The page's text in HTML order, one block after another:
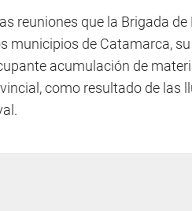
reuniones que la Brigada
municipios de Catamarca,
acumulación de
como resultado de las